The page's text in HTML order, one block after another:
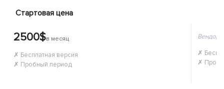
Стартовая цена
2500$в месяц
✗ Бесплатная версия
✗ Пробный период
Вендор
✗
✗